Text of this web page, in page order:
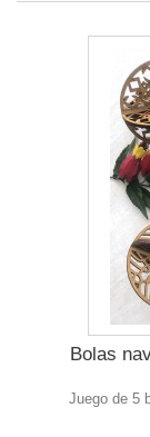
Bolas
Juego de 5